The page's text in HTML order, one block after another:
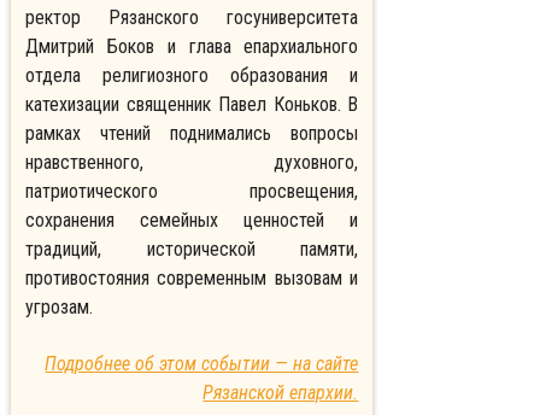
ректор Рязанского госуниверситета
Дмитрий Боков и глава епархиального
отдела религиозного образования и
катехизации священник Павел Коньков. В
рамках чтений поднимались вопросы
нравственного, духовного,
патриотического просвещения,
сохранения семейных ценностей и
традиций, исторической памяти,
противостояния современным вызовам и
угрозам.
Подробнее об этом событии — на сайте
Рязанской епархии.